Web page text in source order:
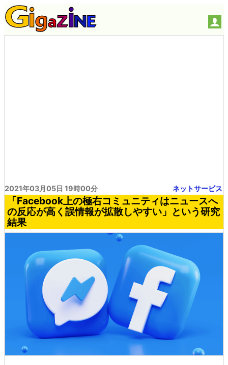
2021年03月05日 19時00分 ネットサービス
「Facebook上の極右コミュニティはニュースへ
の反応が高く誤情報が拡散しやすい」という研究
結果